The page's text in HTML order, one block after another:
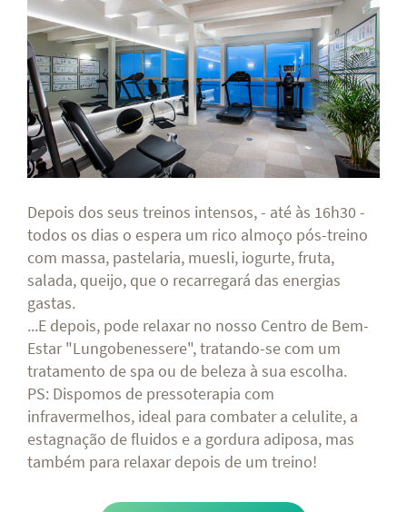
Depois dos seus treinos intensos, - até às 16h30 -
todos os dias o espera um rico almoço pós-treino
com massa, pastelaria, muesli, iogurte, fruta,
salada, queijo, que o recarregará das energias
gastas.
...E depois, pode relaxar no nosso Centro de Bem-
Estar "Lungobenessere", tratando-se com um
tratamento de spa ou de beleza à sua escolha.
PS: Dispomos de pressoterapia com
infravermelhos, ideal para combater a celulite, a
estagnação de fluidos e a gordura adiposa, mas
também para relaxar depois de um treino!